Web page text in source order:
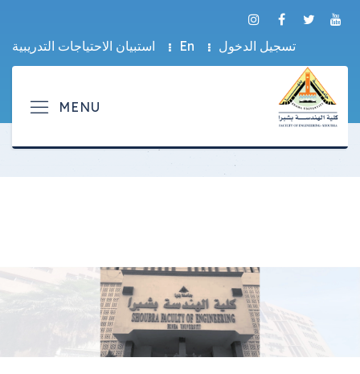
تسجيل الدخول En استبيان الاحتياجات التدريبية